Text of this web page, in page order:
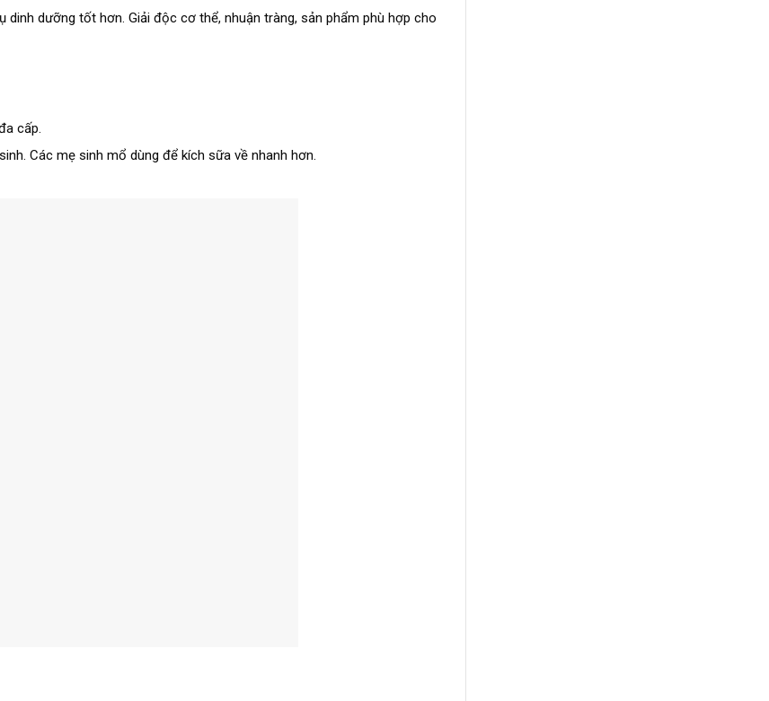
dưỡng tốt hơn. Giải độc cơ thể, nhuận tràng, sản phẩm phù hợp cho
cấp.
Các mẹ sinh mổ dùng để kích sữa về nhanh hơn.